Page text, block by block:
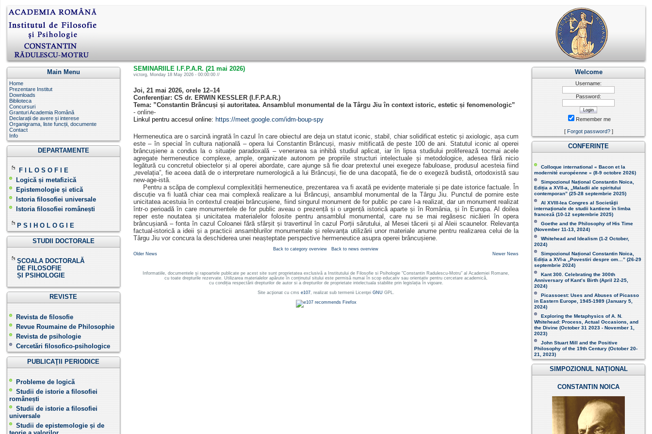
Main Menu
Home
Prezentare Institut
Downloads
Biblioteca
Concursuri
Granturi Academia Română
Declarații de avere și interese
Organigrama, liste funcții, documente
Contact
Info
DEPARTAMENTE
F I L O S O F I E
Logică și metafizică
Epistemologie și etică
Istoria filosofiei universale
Istoria filosofiei românești
P S I H O L O G I E
STUDII DOCTORALE
ȘCOALA DOCTORALĂ
DE FILOSOFIE
ȘI PSIHOLOGIE
REVISTE
Revista de filosofie
Revue Roumaine de Philosophie
Revista de psihologie
Cercetări filosofico-psihologice
PUBLICAŢII PERIODICE
Probleme de logică
Studii de istorie a filosofiei
românești
Studii de istorie a filosofiei
universale
Studii de epistemologie și de
Welcome
Username:
Password:
Remember me
[ Forgot password?]
CONFERINȚE
Colloque international « Bacon et la
modernité européenne » (8-9 octobre 2026 )
Simpozionul Național Constantin Noica,
Ediția a XVII-a, „Maladii ale spiritului
contemporan ” (25-28 septembrie 2025 )
Al XVIII-lea Congres al Societăţii
internaţionale de studii kantiene în limba
franceză (10-12 septembrie 2025)
Goethe and the Philosophy of His Time
(November 11-13, 2024 )
Whitehead and Idealism (1-2 October,
2024)
Simpozionul Național Constantin Noica,
Ediția a XVI-a „Povestiri despre om…” (26-29
septembrie 2024)
Kant 300. Celebrating the 300th
Anniversary of Kant’s Birth (April 22-25,
2024)
Picassoest: Uses and Abuses of Picasso
in Eastern Europe, 1945-1989 (January 5,
2024)
Exploring the Metaphysics of A. N.
Whitehead: Process, Actual Occasions, and
the Divine (October 31 2023 - November 1,
2023)
John Stuart Mill and the Positive
Philosophy of the 19th Century (October 20-
21, 2023 )
SIMPOZIONUL NAŢIONAL
CONSTANTIN NOICA
SEMINARIILE I.F.P.A.R. (21 mai 2026)
victorg, Monday 18 May 2026 - 00:00:00 //
Joi, 21 mai 2026 , orele 12–14
Conferențiar: CS dr. ERWIN KESSLER (I.F.P.A.R.)
Tema: ”Constantin Brâncuși și autoritatea. Ansamblul monumental de la Târgu Jiu în context istoric, estetic și fenomenologic ”
- online-
Linkul pentru accesul online: https://meet.google.com/idm-boup-spy
Hermeneutica are o sarcină ingrată în cazul în care obiectul are deja un statut iconic, stabil, chiar solidificat estetic și axiologic, așa cum
este – în special în cultura națională – opera lui Constantin Brâncuși, masiv mitificată de peste 100 de ani. Statutul iconic al operei
brâncușiene a condus la o situație paradoxală – venerarea sa inhibă studiul aplicat, iar în lipsa studiului proliferează tocmai acele
agregate hermeneutice complexe, ample, organizate autonom pe propriile structuri intelectuale și metodologice, adesea fără nicio
legătură cu concretul obiectelor și al operei abordate, care ajunge să fie doar pretextul unei exegeze fabuloase, produsul acesteia fiind
„revelația”, fie aceea dată de o interpretare numerologică a lui Brâncuși, fie de una dacopată, fie de o exegeză budistă, ortodoxistă sau
new-age-istă.
Pentru a scăpa de complexul complexității hermeneutice, prezentarea va fi axată pe evidențe materiale și pe date istorice factuale. În
discuție va fi luată chiar cea mai complexă realizare a lui Brâncuși, ansamblul monumental de la Târgu Jiu. Punctul de pornire este
unicitatea acestuia în contextul creației brâncușiene, fiind singurul monument de for public pe care l-a realizat, dar un monument realizat
într-o perioadă în care monumentele de for public aveau o prezență și o urgență istorică aparte și în România, și în Europa. Al doilea
reper este noutatea și unicitatea materialelor folosite pentru ansamblul monumental, care nu se mai regăsesc nicăieri în opera
brâncușiană – fonta în cazul Coloanei fără sfârșit și travertinul în cazul Porții sărutului, al Mesei tăcerii și al Aleii scaunelor. Relevanța
factual-istorică a ideii și a practicii ansamblurilor monumentale și relevanța utilizării unor materiale anume pentru realizarea celui de la
Târgu Jiu vor concura la deschiderea unei neașteptate perspective hermeneutice asupra operei brâncușiene.
Back to category overview
Back to news overview
Older News
Newer News
Informatiile, documentele și rapoartele publicate pe acest site sunt proprietatea exclusivă a Institutului de Filosofie si Psihologie "Constantin Radulescu-Motru" al Academiei Romane,
cu toate drepturile rezervate. Utilizarea materialelor apărute în conținutul sitului este permisă numai în scop educativ sau orientativ pentru cercetare academică,
cu condiția respectării drepturilor de autor si a drepturilor de proprietate intelectuala stabilite prin legislația în vigoare.
Site acţionat cu cms e107, realizat sub termenii Licenţei GNU GPL.